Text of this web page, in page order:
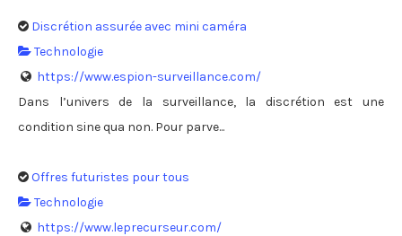
Discrétion assurée avec mini caméra
Technologie
https://www.espion-surveillance.com/
Dans l’univers de la surveillance, la discrétion est une
condition sine qua non. Pour parve...
Offres futuristes pour tous
Technologie
https://www.leprecurseur.com/